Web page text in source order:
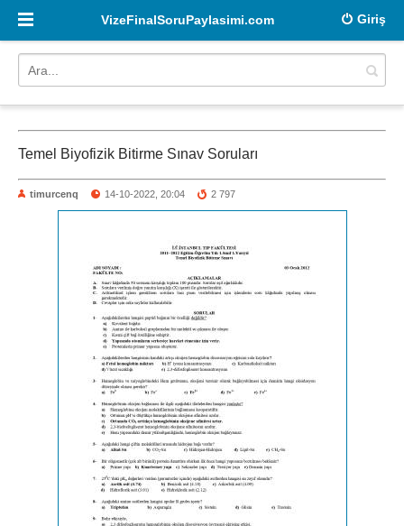
Giriş
VizeFinalSoruPaylasimi.com
Temel Biyofizik Bitirme Sınav Soruları
timurcenq 14-10-2022, 20:04 2 797